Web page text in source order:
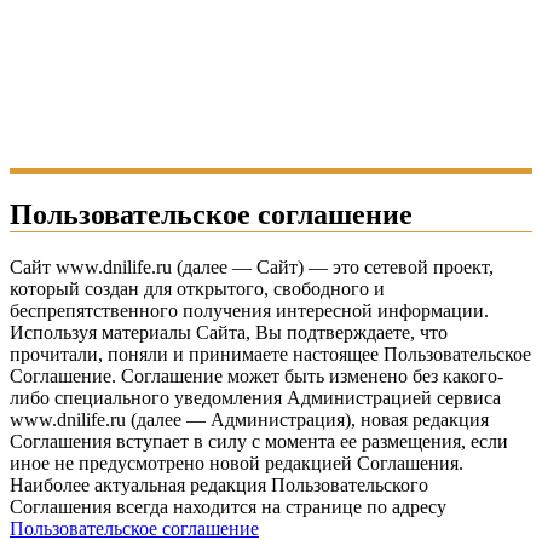
Пользовательское соглашение
Сайт www.dnilife.ru (далее — Сайт) — это сетевой проект,
который создан для открытого, свободного и
беспрепятственного получения интересной информации.
Используя материалы Сайта, Вы подтверждаете, что
прочитали, поняли и принимаете настоящее Пользовательское
Соглашение. Соглашение может быть изменено без какого-
либо специального уведомления Администрацией сервиса
www.dnilife.ru (далее — Администрация), новая редакция
Соглашения вступает в силу с момента ее размещения, если
иное не предусмотрено новой редакцией Соглашения.
Наиболее актуальная редакция Пользовательского
Соглашения всегда находится на странице по адресу
Пользовательское соглашение